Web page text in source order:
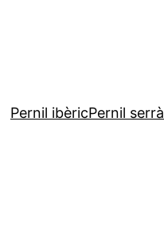
Pernil ibèricPernil serrà